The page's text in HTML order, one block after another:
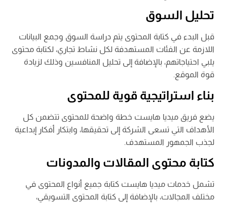
تحليل السوق
قبل البدء في كتابة المحتوى يتم دراسة السوق وجمع البيانات
اللازمة عن الفئات المستهدفة لكل نشاط تجاري، لكتابة محتوى
يلبي احتياجاتهم، بالإضافة إلى تحليل المنافسين وذلك لزيادة
قوة الموقع.
بناء استراتيجية قوية للمحتوى
يضع فريق ميديا هايست خطة واضحة للمحتوى تتضمن كل
الأهداف التي تسعى الشركة إلى تحقيقها، وابتكار أفكار إبداعية
لجذب الجمهور المستهدف.
كتابة محتوى المقالات والمدونات
تشمل خدمات ميديا هايست كتابة جميع أنواع المحتوى في
مختلف المجالات، بالإضافة إلى كتابة المحتوى التسويقي،